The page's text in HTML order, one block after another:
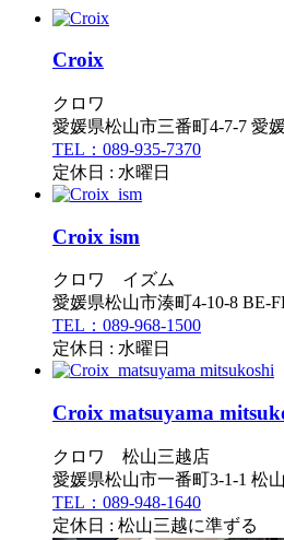
Croix
クロワ
愛媛県松山市三番町4-7-7 愛
TEL：089-935-7370
定休日 : 水曜日
Croix ism
クロワ イズム
愛媛県松山市湊町4-10-8 BE-
TEL：089-968-1500
定休日 : 水曜日
Croix matsuyama
クロワ 松山三越店
愛媛県松山市一番町3-1-1 松
TEL：089-948-1640
定休日 : 松山三越に準ずる